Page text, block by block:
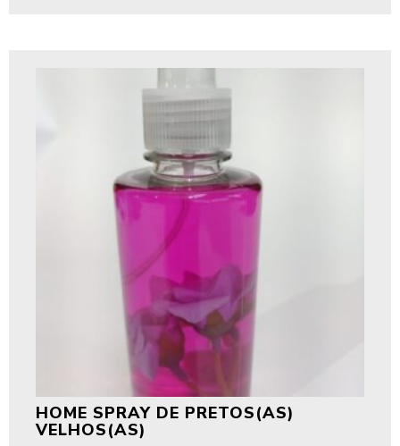
HOME SPRAY DE PRETOS(AS)
VELHOS(AS)